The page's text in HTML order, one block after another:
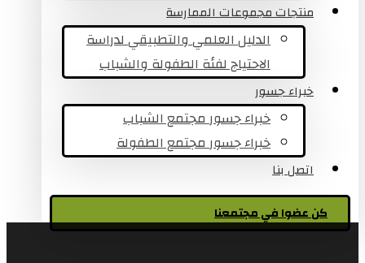
منتجات مجموعات الممارسة
الدليل العلمي والتطبيقي لدراسة
الاحتياج لفئة الطفولة والشباب
خبراء جسور
خبراء جسور مجتمع الشباب
خبراء جسور مجتمع الطفولة
اتصل بنا
كن عضوا في مجتمعنا